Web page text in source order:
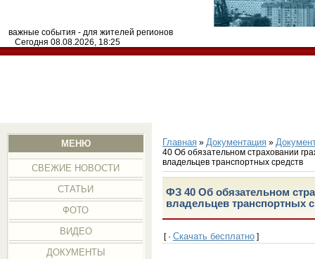
важные события - для жителей регионов
Сегодня 08.08.2026, 18:25
МЕНЮ
СВЕЖИЕ НОВОСТИ
СТАТЬИ
ФОТО
ВИДЕО
ДОКУМЕНТЫ
Главная» Документация»
40 Об обязательном страховании
владельцев транспортных средств
ФЗ 40 Об обязательном
владельцев транспортных
[ · Скачать бесплатно]